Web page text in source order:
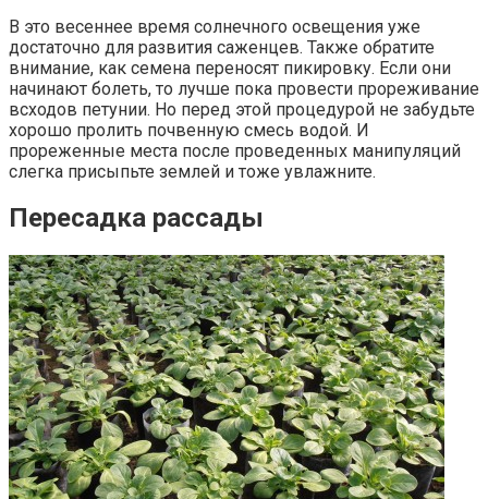
В это весеннее время солнечного освещения уже
достаточно для развития саженцев. Также обратите
внимание, как семена переносят пикировку. Если они
начинают болеть, то лучше пока провести прореживание
всходов петунии. Но перед этой процедурой не забудьте
хорошо пролить почвенную смесь водой. И
прореженные места после проведенных манипуляций
слегка присыпьте землей и тоже увлажните.
Пересадка рассады